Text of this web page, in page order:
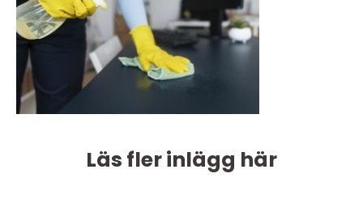
Läs fler inlägg här